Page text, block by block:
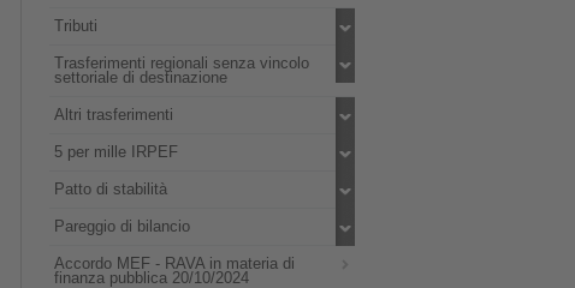
Tributi
Trasferimenti regionali senza vincolo
settoriale di destinazione
Altri trasferimenti
5 per mille IRPEF
Patto di stabilità
Pareggio di bilancio
Accordo MEF - RAVA in materia di
finanza pubblica 20/10/2024